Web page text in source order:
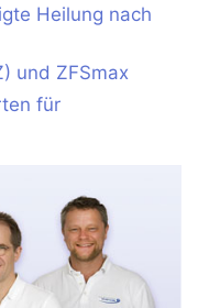
Heilung nach
und ZFSmax
für